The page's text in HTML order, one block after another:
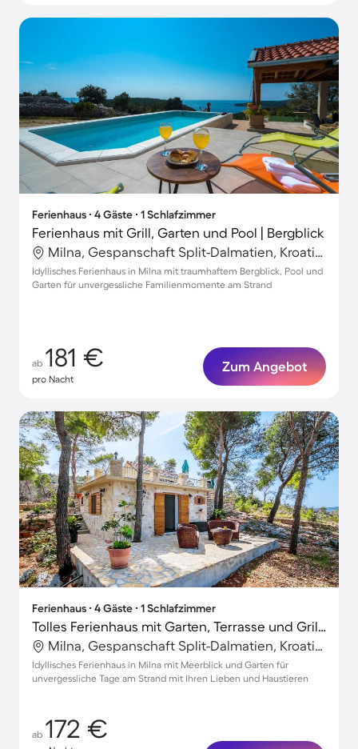
Ferienhaus ∙ 4 Gäste ∙ 1 Schlafzimmer
Ferienhaus mit Grill, Garten und Pool | Bergblick
Milna, Gespanschaft Split-Dalmatien, Kroatien
Idyllisches Ferienhaus in Milna mit traumhaftem Bergblick, Pool und
Garten für unvergessliche Familienmomente am Strand
ab 181 €
pro Nacht
Zum Angebot
Ferienhaus ∙ 4 Gäste ∙ 1 Schlafzimmer
Tolles Ferienhaus mit Garten, Terrasse und Grill | Panoramablick | Haustiere erlaubt
Milna, Gespanschaft Split-Dalmatien, Kroatien
Idyllisches Ferienhaus in Milna mit Meerblick und Garten für
unvergessliche Tage am Strand mit Ihren Lieben und Haustieren
ab 172 €